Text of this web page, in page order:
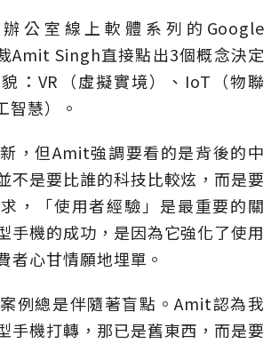
公室線上軟體系列的Google
Amit Singh直接點出3個概念決定
：VR（虛擬實境）、IoT（物聯
智慧）。
，但Amit強調要看的是背後的中
不是要比誰的科技比較炫，而是要
，「使用者經驗」是最重要的關
手機的成功，是因為它強化了使用
者心甘情願地埋單。
例總是伴隨著盲點。Amit認為我
手機打轉，那已是舊東西，而是要